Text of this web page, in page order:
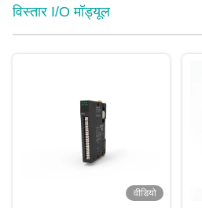
विस्तार I/O मॉड्यूल
वीडियो